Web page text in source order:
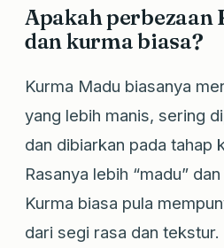
Apakah perbezaan
dan kurma biasa?
Kurma Madu biasanya
yang lebih manis, sering
dan dibiarkan pada tahap
Rasanya lebih “madu”
Kurma biasa pula
dari segi rasa dan tekstur.